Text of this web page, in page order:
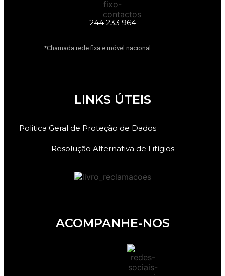
244 233 964
*Chamada rede fixa e móvel nacional
LINKS ÚTEIS
Politica Geral de Proteção de Dados
Resolução Alternativa de Litígios
ACOMPANHE-NOS